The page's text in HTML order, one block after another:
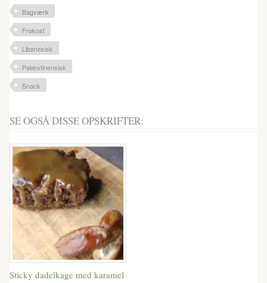
Bagværk
Frokost
Libanesisk
Palæstinensisk
Snack
SE OGSÅ DISSE OPSKRIFTER:
Sticky dadelkage med karamel